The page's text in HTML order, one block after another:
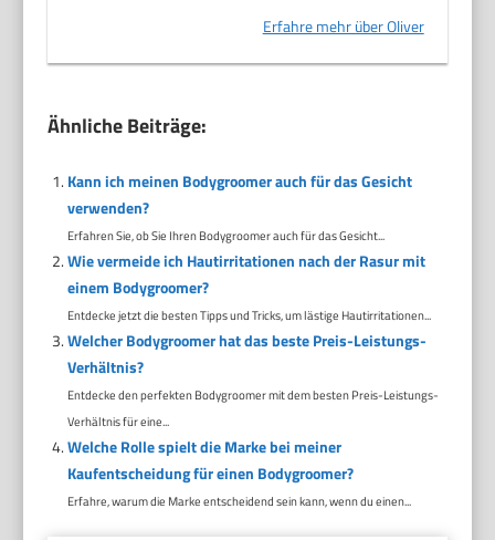
Erfahre mehr über Oliver
Ähnliche Beiträge:
Kann ich meinen Bodygroomer auch für das Gesicht
verwenden?
Erfahren Sie, ob Sie Ihren Bodygroomer auch für das Gesicht...
Wie vermeide ich Hautirritationen nach der Rasur mit
einem Bodygroomer?
Entdecke jetzt die besten Tipps und Tricks, um lästige Hautirritationen...
Welcher Bodygroomer hat das beste Preis-Leistungs-
Verhältnis?
Entdecke den perfekten Bodygroomer mit dem besten Preis-Leistungs-
Verhältnis für eine...
Welche Rolle spielt die Marke bei meiner
Kaufentscheidung für einen Bodygroomer?
Erfahre, warum die Marke entscheidend sein kann, wenn du einen...